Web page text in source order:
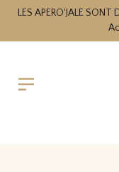
LES APERO'JALE